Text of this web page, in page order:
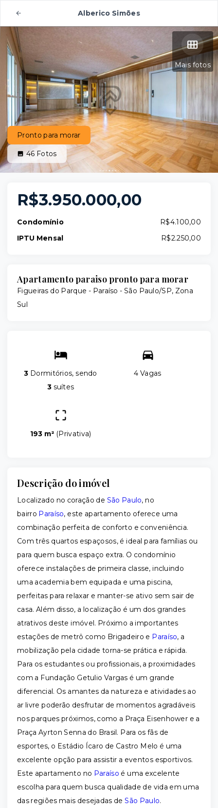
Alberico Simões
Mais fotos
Pronto para morar
46 Fotos
R$3.950.000,00
Condomínio
R$4.100,00
IPTU Mensal
R$2.250,00
Apartamento paraiso pronto para morar
Figueiras do Parque - Paraíso - São Paulo/SP, Zona
Sul
3 Dormitórios, sendo
3suítes
4 Vagas
193 m² (Privativa)
Descrição do imóvel
Localizado no coração de São Paulo, no
bairro Paraíso, este apartamento oferece uma
combinação perfeita de conforto e conveniência.
Com três quartos espaçosos, é ideal para famílias ou
para quem busca espaço extra. O condomínio
oferece instalações de primeira classe, incluindo
uma academia bem equipada e uma piscina,
perfeitas para relaxar e manter-se ativo sem sair de
casa. Além disso, a localização é um dos grandes
atrativos deste imóvel. Próximo a importantes
estações de metrô como Brigadeiro e Paraíso, a
mobilização pela cidade torna-se prática e rápida.
Para os estudantes ou profissionais, a proximidades
com a Fundação Getulio Vargas é um grande
diferencial. Os amantes da natureza e atividades ao
ar livre poderão desfrutar de momentos agradáveis
nos parques próximos, como a Praça Eisenhower e a
Praça Ayrton Senna do Brasil. Para os fãs de
esportes, o Estádio Ícaro de Castro Melo é uma
excelente opção para assistir a eventos esportivos.
Este apartamento no Paraíso é uma excelente
escolha para quem busca qualidade de vida em uma
das regiões mais desejadas deSão Paulo.